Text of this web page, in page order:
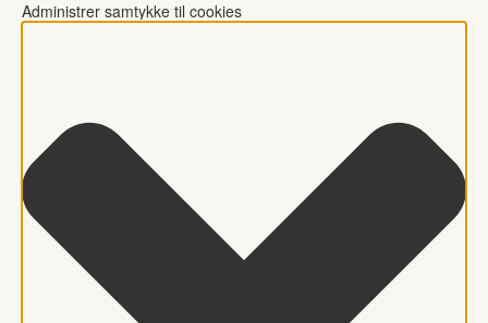
Administrer samtykke til cookies